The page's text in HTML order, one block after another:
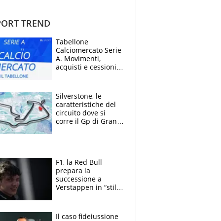
TREND
Tabellone
Calciomercato Serie
A. Movimenti,
acquisti e cessioni:
Silverstone, le
caratteristiche del
circuito dove si
corre il Gp di Gran
F1, la Red Bull
prepara la
successione a
Verstappen in “stile
attacco all’Italia
Il caso fideiussione